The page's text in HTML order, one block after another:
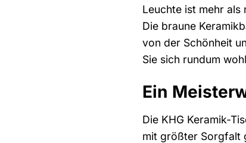
Leuchte ist mehr als
Die braune
von der Schönheit
Sie sich rundum
Ein
Die KHG Keramik-
mit größter Sorgfalt